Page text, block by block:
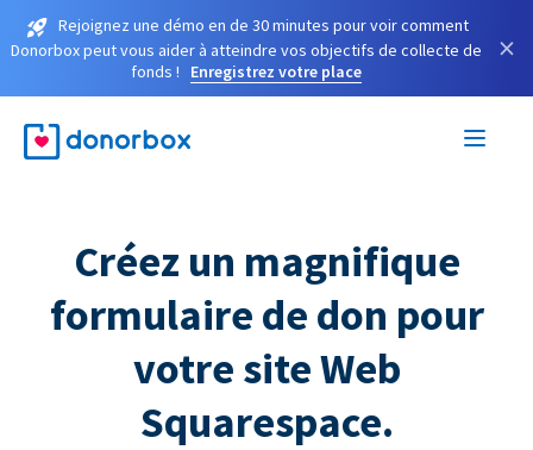
Rejoignez une démo en de 30 minutes pour voir comment
Donorbox peut vous aider à atteindre vos objectifs de collecte de
fonds !
Enregistrez votre place
×
Créez un magnifique
formulaire de don pour
votre site Web
Squarespace.